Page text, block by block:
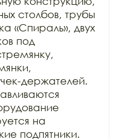
столбов, трубы
«Спираль», двух
под
держателей.
на
подпятники.